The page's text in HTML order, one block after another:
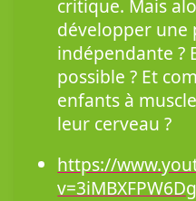
critique. Mais
développer une
indépendante ?
possible ? Et
enfants à
leur cerveau ?
https://
v=3iMBXFPW6Dg